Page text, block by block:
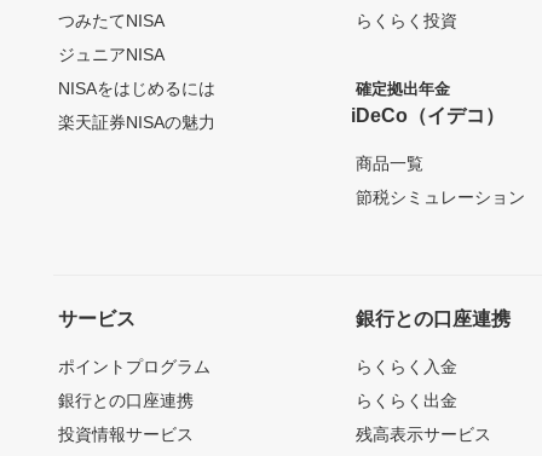
つみたてNISA
ジュニアNISA
NISAをはじめるには
楽天証券NISAの魅力
らくらく投資
確定拠出年金
iDeCo（イデコ）
商品一覧
節税シミュレーション
サービス
ポイントプログラム
銀行との口座連携
投資情報サービス
銀行との口座連携
らくらく入金
らくらく出金
残高表示サービス